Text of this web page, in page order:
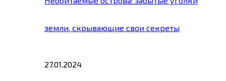
земли, скрывающие свои секреты
27.01.2024